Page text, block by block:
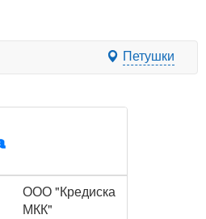
Петушки
ООО "Кредиска
МКК"